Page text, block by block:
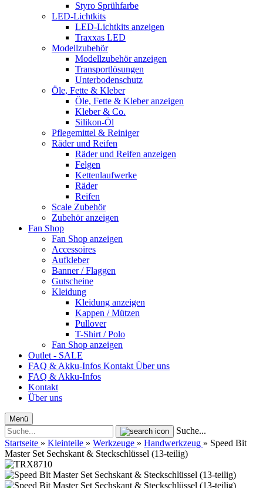
Styro Sprühfarbe
LED-Lichtkits
LED-Lichtkits anzeigen
Traxxas LED
Modellzubehör
Modellzubehör anzeigen
Transportlösungen
Unterbodenschutz
Öle, Fette & Kleber
Öle, Fette & Kleber anzeigen
Kleber & Co.
Silikon-Öl
Pflegemittel & Reiniger
Räder und Reifen
Räder und Reifen anzeigen
Felgen
Kettenlaufwerke
Räder
Reifen
Scale Zubehör
Zubehör anzeigen
Fan Shop
Fan Shop anzeigen
Accessoires
Aufkleber
Banner / Flaggen
Gutscheine
Kleidung
Kleidung anzeigen
Kappen / Mützen
Pullover
T-Shirt / Polo
Fan Shop anzeigen
Outlet - SALE
FAQ & Akku-Infos Kontakt Über uns
FAQ & Akku-Infos
Kontakt
Über uns
Menü
Suche...
Startseite » Kleinteile » Werkzeuge » Handwerkzeug » Speed ​​Bit
Master Set Sechskant & Steckschlüssel (13-teilig)